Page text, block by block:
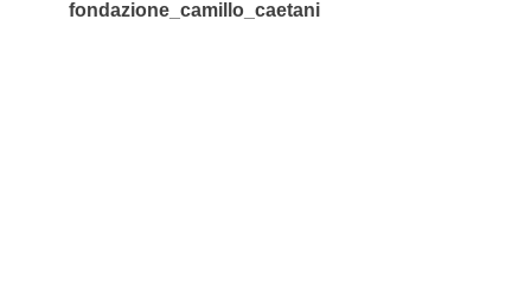
fondazione_camillo_caetani